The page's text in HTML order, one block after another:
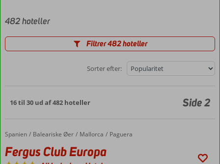
482 hoteller
Filtrer 482 hoteller
Sorter efter:
16 til 30 ud af 482 hoteller Side 2
Forside
Spanien Baleariske Øer Mallorca Paguera
Fergus Club Europa
Fergus Club Europa